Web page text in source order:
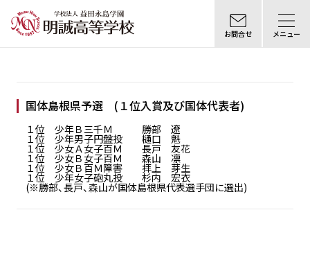
お問合せ メニュー
国体島根県予選 (１位入賞及び国体代表者)
１位 少年Ｂ三千Ｍ 勝部 遼
１位 少年男子円盤投 樋口 魁
１位 少女Ａ女子百Ｍ 長戸 友花
１位 少女Ｂ女子百Ｍ 森山 凛
１位 少女Ｂ百Ｍ障害 拝上 芽生
１位 少年女子砲丸投 杉内 宏衣
(※勝部、長戸、森山が国体島根県代表選手団に選出)